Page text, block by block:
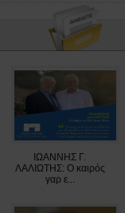
ΙΩΑΝΝΗΣ Γ.
ΛΑΛΙΩΤΗΣ: Ο καιρός
γαρ ε...